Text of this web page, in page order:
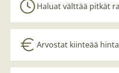
Haluat välttää pitkät
Arvostat kiinteää